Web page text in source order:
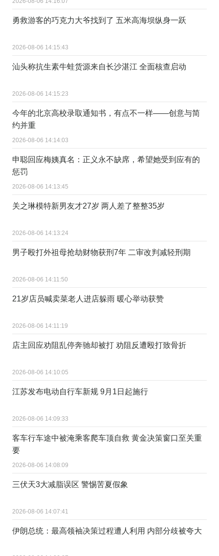
勇救游客的巧克力大爷找到了 五米高海坝纵身一跃
2026-08-06 14:15:43
汕头称抗生素牛蛙货源来自长沙湛江 全面核查启动
2026-08-06 14:15:23
今年的北京高校录取通知书，有点不一样——创意与简
约并重
2026-08-06 14:14:03
申聪回应梅姨真名：正义永不缺席，希望她受到应有的
惩罚
2026-08-06 14:13:45
关之琳模特新男友才27岁 两人差了整整35岁
2026-08-06 14:13:24
男子殴打外祖母抢劫财物获刑7年 二审改判减轻刑期
2026-08-06 14:11:50
21岁店员喊卖菜老人进店躲雨 暖心举动获赞
2026-08-06 14:11:19
店主回应劝阻乱停奔驰却被打 劝阻反遭殴打致骨折
2026-08-06 14:10:05
江苏发布电动自行车新规 9月1日起施行
2026-08-06 14:09:33
客车行车途中被淹乘客爬车顶自救 黄金决策窗口至关重
要
2026-08-06 14:08:09
三伏天3大减脂误区 警惕苦夏假象
2026-08-06 14:07:41
伊朗总统：最高领袖决策过程遭人利用 内部分歧被夸大